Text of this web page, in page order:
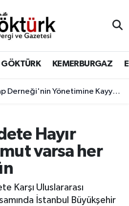
GÖKTÜRK KEMERBURGAZ
Yönetimine Kayyum Atandı
Hayır
varsa her
Karşı Uluslararası
İstanbul Büyükşehir
Durumu
Yoğunluk Haritası
ve Fikstür